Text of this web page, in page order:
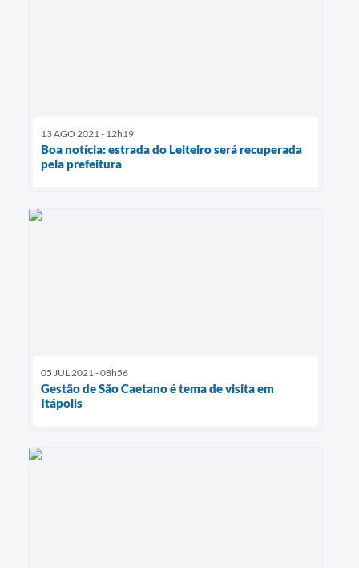
13 AGO 2021 - 12h19
Boa notícia: estrada do Leiteiro será recuperada
pela prefeitura
05 JUL 2021 - 08h56
Gestão de São Caetano é tema de visita em
Itápolis